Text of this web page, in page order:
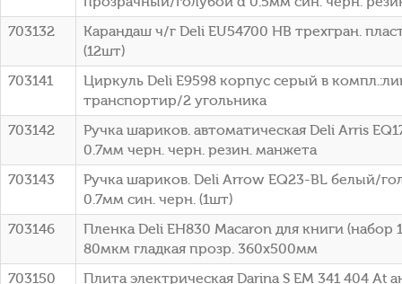
703132
Карандаш ч/г Deli EU54700 HB трехгран.
(12шт)
703141
Циркуль Deli E9598 корпус серый в
транспортир/2 угольника
703142
Ручка шариков. автоматическая Deli Arris
0.7мм черн. черн. резин. манжета
703143
Ручка шариков. Deli Arrow EQ23-BL белый/
0.7мм син. черн. (1шт)
703146
Пленка Deli EH830 Macaron для книги (набор
80мкм гладкая прозр. 360х500мм
703150
Плита электрическая Darina S EM 341 404 At